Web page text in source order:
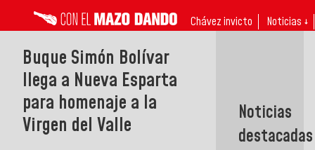
Chávez invicto Noticias ↓
Buque Simón Bolívar
llega a Nueva Esparta
para homenaje a la
Virgen del Valle
Noticias
destacadas